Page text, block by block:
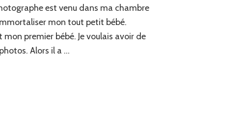
jolis
est venu dans ma chambre
mon tout petit bébé.
mon premier bébé. Je voulais avoir de
Alors il a …